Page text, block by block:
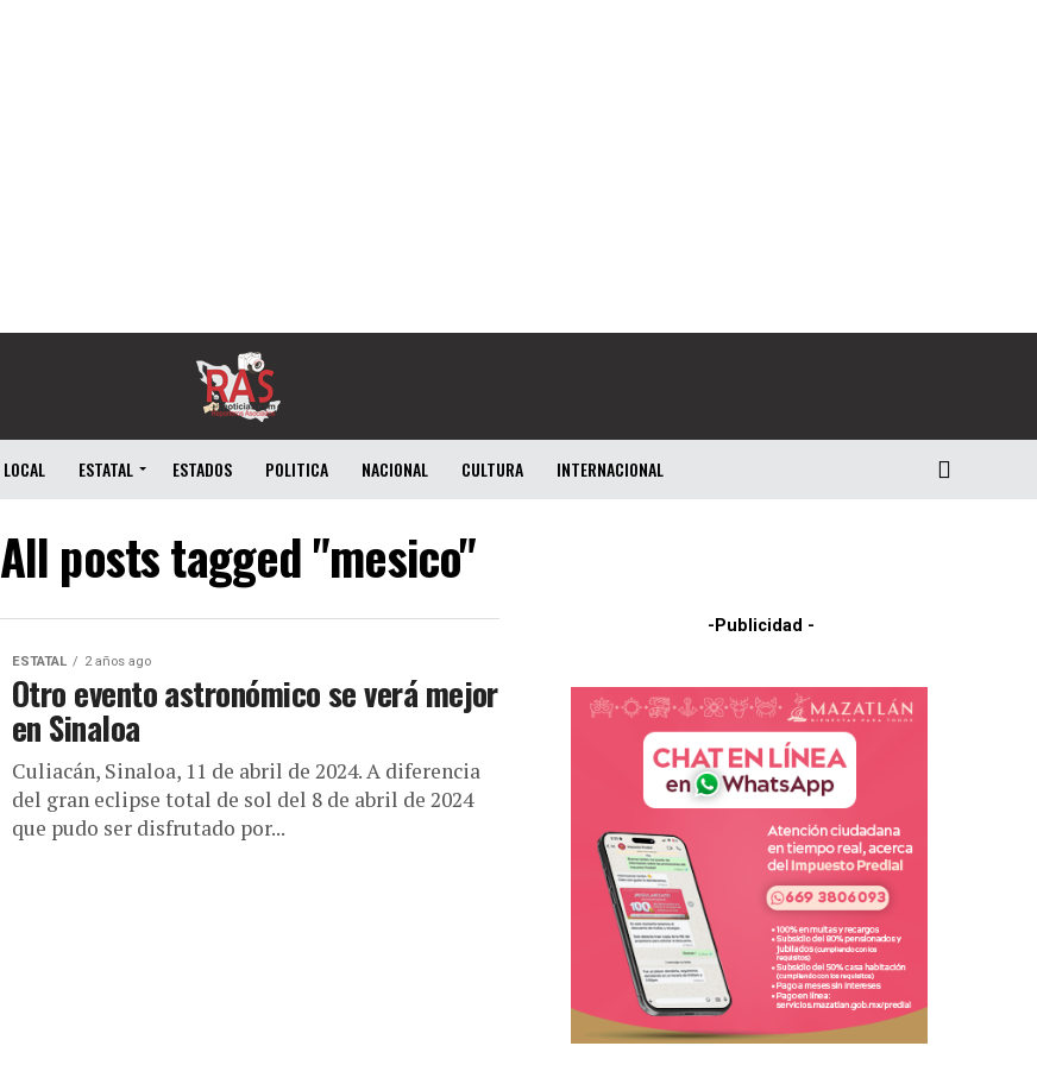
LOCAL ESTATAL ESTADOS POLITICA NACIONAL CULTURA INTERNACIONAL
All posts tagged "mesico"
ESTATAL 2 años ago
Otro evento astronómico se verá mejor
en Sinaloa
Culiacán, Sinaloa, 11 de abril de 2024. A diferencia
del gran eclipse total de sol del 8 de abril de 2024
que pudo ser disfrutado por...
-Publicidad -